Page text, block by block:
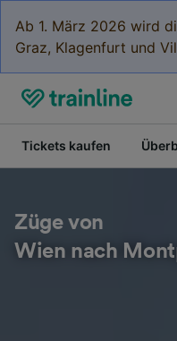
Ab 1. März 2026 wird
Graz, Klagenfurt und
Tickets kaufen
Züge von
Wien nach